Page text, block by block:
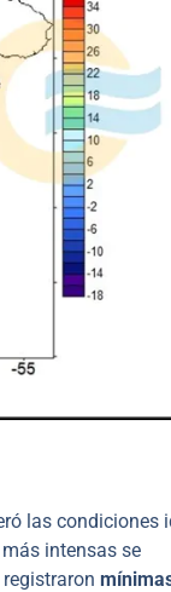
las condiciones
intensas se
registraron